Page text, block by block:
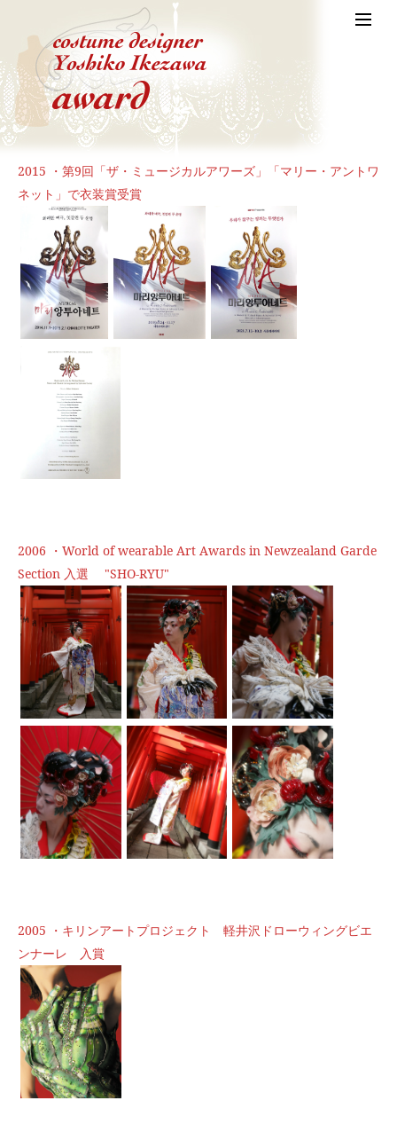
2015 ・第9回「ザ・ミュージカルアワーズ」「マリー・アントワ
ネット」で衣装賞受賞
2006 ・World of wearable Art Awards in Newzealand Garde
Section 入選 "SHO-RYU"
2005 ・キリンアートプロジェクト 軽井沢ドローウィングビエ
ンナーレ 入賞